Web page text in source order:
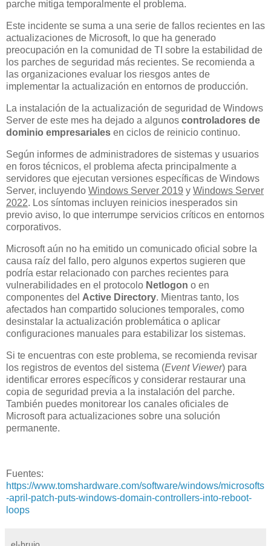
parche mitiga temporalmente el problema.
Este incidente se suma a una serie de fallos recientes en las
actualizaciones de Microsoft, lo que ha generado
preocupación en la comunidad de TI sobre la estabilidad de
los parches de seguridad más recientes. Se recomienda a
las organizaciones evaluar los riesgos antes de
implementar la actualización en entornos de producción.
La instalación de la actualización de seguridad de Windows
Server de este mes ha dejado a algunos controladores de
dominio empresariales en ciclos de reinicio continuo.
Según informes de administradores de sistemas y usuarios
en foros técnicos, el problema afecta principalmente a
servidores que ejecutan versiones específicas de Windows
Server, incluyendo Windows Server 2019 y Windows Server
2022. Los síntomas incluyen reinicios inesperados sin
previo aviso, lo que interrumpe servicios críticos en entornos
corporativos.
Microsoft aún no ha emitido un comunicado oficial sobre la
causa raíz del fallo, pero algunos expertos sugieren que
podría estar relacionado con parches recientes para
vulnerabilidades en el protocolo Netlogon o en
componentes del Active Directory. Mientras tanto, los
afectados han compartido soluciones temporales, como
desinstalar la actualización problemática o aplicar
configuraciones manuales para estabilizar los sistemas.
Si te encuentras con este problema, se recomienda revisar
los registros de eventos del sistema (Event Viewer) para
identificar errores específicos y considerar restaurar una
copia de seguridad previa a la instalación del parche.
También puedes monitorear los canales oficiales de
Microsoft para actualizaciones sobre una solución
permanente.
Fuentes:
https://www.tomshardware.com/software/windows/microsofts
-april-patch-puts-windows-domain-controllers-into-reboot-
loops